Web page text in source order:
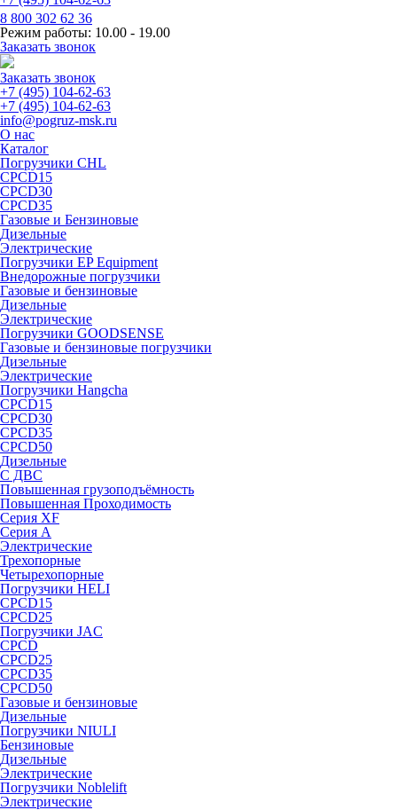
8 800 302 62 36
Режим работы: 10.00 - 19.00
Заказать звонок
Заказать звонок
+7 (495) 104-62-63
+7 (495) 104-62-63
info@pogruz-msk.ru
О нас
Каталог
Погрузчики CHL
CPCD15
CPCD30
CPCD35
Газовые и Бензиновые
Дизельные
Электрические
Погрузчики EP Equipment
Внедорожные погрузчики
Газовые и бензиновые
Дизельные
Электрические
Погрузчики GOODSENSE
Газовые и бензиновые погрузчики
Дизельные
Электрические
Погрузчики Hangcha
CPCD15
CPCD30
CPCD35
CPCD50
Дизельные
С ДВС
Повышенная грузоподъёмность
Повышенная Проходимость
Серия XF
Серия А
Электрические
Трехопорные
Четырехопорные
Погрузчики HELI
CPCD15
CPCD25
Погрузчики JAC
CPCD
CPCD25
CPCD35
CPCD50
Газовые и бензиновые
Дизельные
Погрузчики NIULI
Бензиновые
Дизельные
Электрические
Погрузчики Noblelift
Электрические